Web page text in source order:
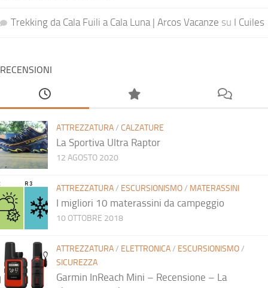
Trekking da Cala Fuili a Cala Luna | Arcos Vacanze su I Cuiles
RECENSIONI
ATTREZZATURA/ CALZATURE
La Sportiva Ultra Raptor
12 AGOSTO 2020
ATTREZZATURA/ ESCURSIONISMO/ MATERASSINI
I migliori 10 materassini da campeggio
10 OTTOBRE 2018
ATTREZZATURA/ ELETTRONICA/ ESCURSIONISMO/
SICUREZZA
Garmin InReach Mini – Recensione – La